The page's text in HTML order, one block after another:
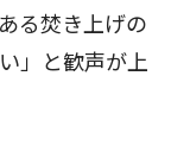
る焚き上げの
」と歓声が上